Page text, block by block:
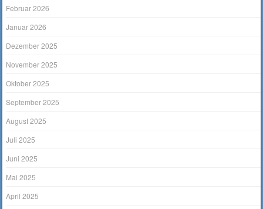
Februar 2026
Januar 2026
Dezember 2025
November 2025
Oktober 2025
September 2025
August 2025
Juli 2025
Juni 2025
Mai 2025
April 2025